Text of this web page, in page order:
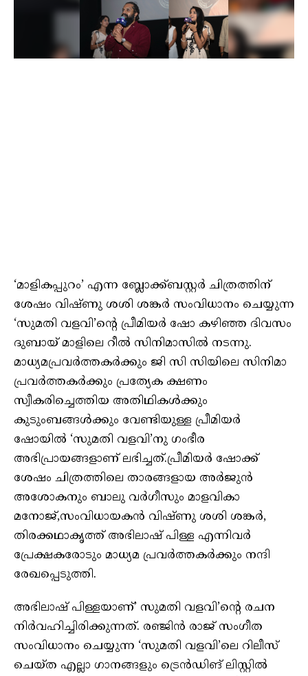
‘മാളികപ്പുറം’ എന്ന ബ്ലോക്ക്ബസ്റ്റർ ചിത്രത്തിന്
ശേഷം വിഷ്ണു ശശി ശങ്കർ സംവിധാനം ചെയ്യുന്ന
‘സുമതി വളവി’ന്റെ പ്രീമിയർ ഷോ കഴിഞ്ഞ ദിവസം
ദുബായ് മാളിലെ റീൽ സിനിമാസിൽ നടന്നു.
മാധ്യമപ്രവർത്തകർക്കും ജി സി സിയിലെ സിനിമാ
പ്രവർത്തകർക്കും പ്രത്യേക ക്ഷണം
സ്വീകരിച്ചെത്തിയ അതിഥികൾക്കും
കുടുംബങ്ങൾക്കും വേണ്ടിയുള്ള പ്രീമിയർ
ഷോയിൽ ‘സുമതി വളവി’നു ഗംഭീര
അഭിപ്രായങ്ങളാണ് ലഭിച്ചത്.പ്രീമിയർ ഷോക്ക്
ശേഷം ചിത്രത്തിലെ താരങ്ങളായ അർജുൻ
അശോകനും ബാലു വർഗീസും മാളവികാ
മനോജ്,സംവിധായകൻ വിഷ്ണു ശശി ശങ്കർ,
തിരക്കഥാകൃത്ത് അഭിലാഷ് പിള്ള എന്നിവർ
പ്രേക്ഷകരോടും മാധ്യമ പ്രവര്‍ത്തകര്‍ക്കും നന്ദി
രേഖപ്പെടുത്തി.
അഭിലാഷ് പിള്ളയാണ്’ സുമതി വളവി’ന്റെ രചന
നിർവഹിച്ചിരിക്കുന്നത്. രഞ്ജിൻ രാജ് സംഗീത
സംവിധാനം ചെയ്യുന്ന ‘സുമതി വളവി’ലെ റിലീസ്
ചെയ്ത എല്ലാ ഗാനങ്ങളും ട്രെൻഡിങ് ലിസ്റ്റിൽ